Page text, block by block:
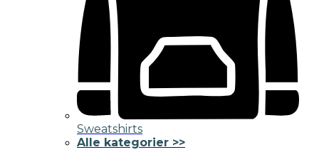
Sweatshirts
Alle kategorier >>